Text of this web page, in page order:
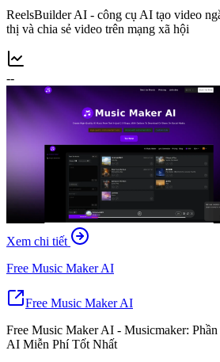
ReelsBuilder AI - công cụ AI tạo video
thị và chia sẻ video trên mạng xã hội
--
Xem chi tiết
Free Music Maker AI
Free Music Maker AI
Free Music Maker AI - Musicmaker:
AI Miễn Phí Tốt Nhất